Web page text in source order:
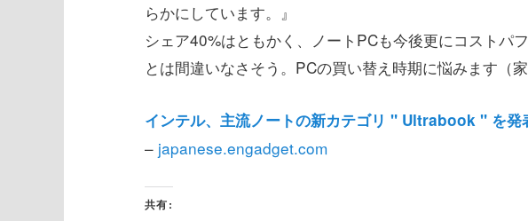
へ
動
移
らかにしています。』
シェア40%はともかく、ノートPCも今後更にコストパ
とは間違いなさそう。PCの買い替え時期に悩みます（
インテル、主流ノートの新カテゴリ " Ultrabook " を発
– japanese.engadget.com
共有: